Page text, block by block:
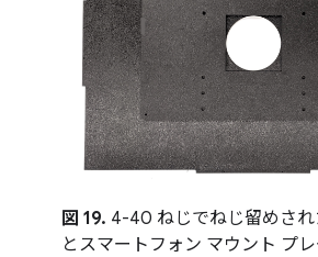
図 19. 4-40 ねじでねじ留めさ
とスマートフォン マウント プ